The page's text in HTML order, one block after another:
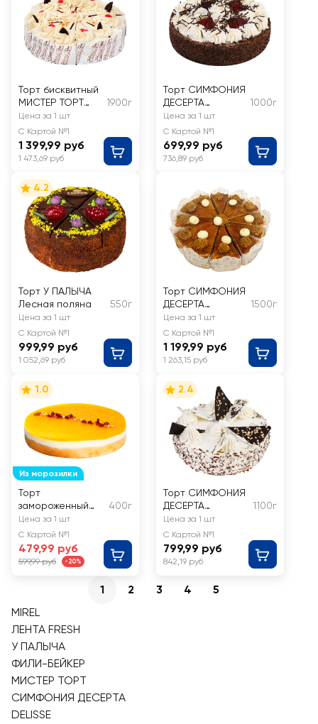
Торт бисквитный
МИСТЕР ТОРТ
Сметанник
1900г
Цена за 1 шт
С Картой №1
1 399,99 руб
1 473,69 руб
Торт СИМФОНИЯ
ДЕСЕРТА
Хмельная вишня
1000г
Цена за 1 шт
С Картой №1
699,99 руб
736,89 руб
4.2
Торт У ПАЛЫЧА
Лесная поляна
550г
Цена за 1 шт
С Картой №1
999,99 руб
1 052,69 руб
Торт СИМФОНИЯ
ДЕСЕРТА
Карамельное
наслаждение
1500г
Цена за 1 шт
С Картой №1
1 199,99 руб
1 263,15 руб
Из морозилки
1.0
Торт
замороженный
MOTIME Маракуйя
400г
Цена за 1 шт
С Картой №1
479,99 руб
599,99 руб -20%
2.4
Торт СИМФОНИЯ
ДЕСЕРТА
Шахерезада
1100г
Цена за 1 шт
С Картой №1
799,99 руб
842,19 руб
1 2 3 4
5
MIREL
ЛЕНТА FRESH
У ПАЛЫЧА
ФИЛИ-БЕЙКЕР
МИСТЕР ТОРТ
СИМФОНИЯ ДЕСЕРТА
DELISSE